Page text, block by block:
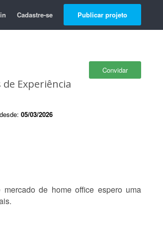
Cadastre-se Publicar projeto
Convidar
Experiência
05/03/2026
de home office espero uma